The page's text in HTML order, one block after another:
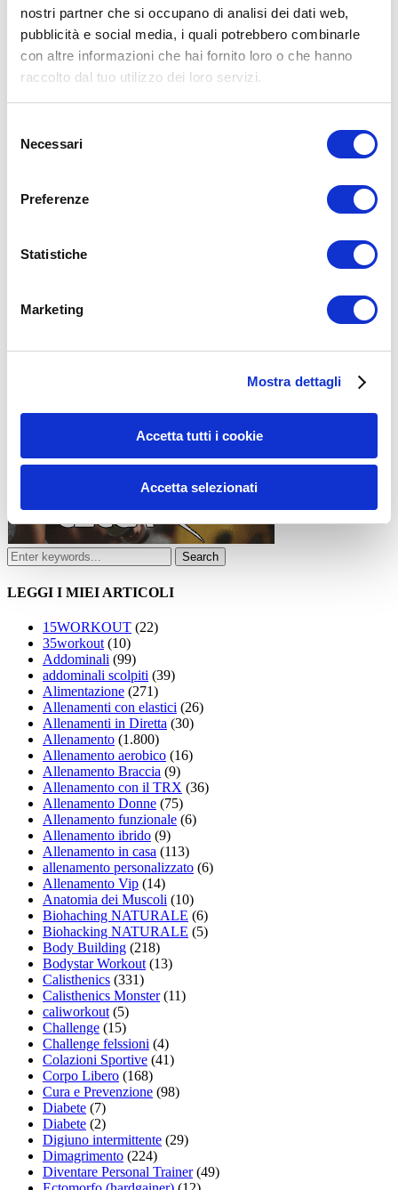
nostri partner che si occupano di analisi dei dati web,
pubblicità e social media, i quali potrebbero combinarle
con altre informazioni che hai fornito loro o che hanno
raccolto dal tuo utilizzo dei loro servizi.
delNecessari
Preferenze
Statistiche
Marketing
Mostra dettagli
Accetta tutti i cookie
Accetta selezionati
15WORKOUT SCARICA ORA
LEGGI I MIEI ARTICOLI
15WORKOUT (22)
35workout(10)
Addominali (99)
addominali scolpiti (39)
Alimentazione (271)
Allenamenti con elastici (26)
Allenamenti in Diretta (30)
Allenamento (1.800)
Allenamento aerobico (16)
Allenamento Braccia (9)
Allenamento con il TRX (36)
Allenamento Donne (75)
Allenamento funzionale (6)
Allenamento ibrido (9)
Allenamento in casa (113)
allenamento personalizzato (6)
Allenamento Vip (14)
Anatomia dei Muscoli (10)
Biohaching NATURALE (6)
Biohacking NATURALE (5)
Body Building (218)
Bodystar Workout(13)
Calisthenics (331)
Calisthenics Monster(11)
caliworkout(5)
Challenge (15)
Challenge felssioni (4)
Colazioni Sportive (41)
Corpo Libero (168)
Cura e Prevenzione (98)
Diabete (7)
Diabete (2)
Digiuno intermittente (29)
Dimagrimento (224)
Diventare Personal Trainer(49)